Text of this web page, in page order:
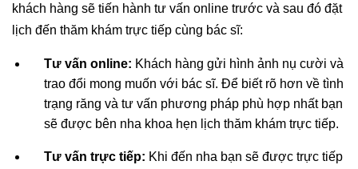
khách hàng sẽ tiến hành tư vấn online trước và sau đó đặt
lịch đến thăm khám trực tiếp cùng bác sĩ:
Tư vấn online: Khách hàng gửi hình ảnh nụ cười và
trao đổi mong muốn với bác sĩ. Để biết rõ hơn về tình
trạng răng và tư vấn phương pháp phù hợp nhất bạn
sẽ được bên nha khoa hẹn lịch thăm khám trực tiếp.
Tư vấn trực tiếp: Khi đến nha bạn sẽ được trực tiếp